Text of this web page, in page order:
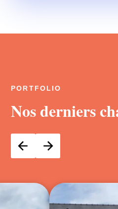
PORTFOLIO
Nos derniers